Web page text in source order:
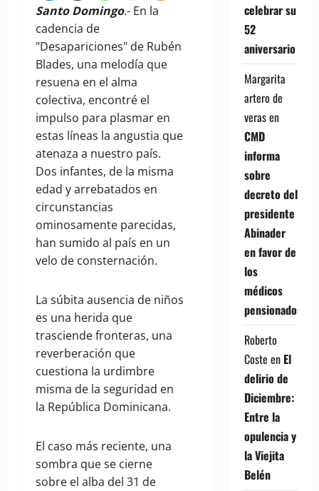
Santo Domingo.- En la
cadencia de
"Desapariciones" de Rubén
Blades, una melodía que
resuena en el alma
colectiva, encontré el
impulso para plasmar en
estas líneas la angustia que
atenaza a nuestro país.
Dos infantes, de la misma
edad y arrebatados en
circunstancias
ominosamente parecidas,
han sumido al país en un
velo de consternación.
La súbita ausencia de niños
es una herida que
trasciende fronteras, una
reverberación que
cuestiona la urdimbre
misma de la seguridad en
la República Dominicana.
El caso más reciente, una
sombra que se cierne
sobre el alba del 31 de
celebrar su
52
aniversario
Margarita
artero de
verasen
CMD
informa
sobre
decreto del
presidente
Abinader
en favor de
los
médicos
pensionados
Roberto
Coste en El
delirio de
Diciembre:
Entre la
opulencia y
la Viejita
Belén